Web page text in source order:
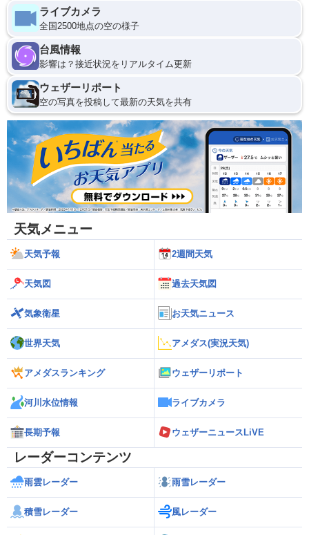
ライブカメラ
全国2500地点の空の様子
台風情報
影響は？接近状況をリアルタイム更新
ウェザーリポート
空の写真を投稿して最新の天気を共有
天気メニュー
天気予報 2週間天気
天気図 過去天気図
気象衛星 お天気ニュース
世界天気 アメダス(実況天気)
アメダスランキング ウェザーリポート
河川水位情報 ライブカメラ
長期予報 ウェザーニュースLiVE
レーダーコンテンツ
雨雲レーダー 雨雪レーダー
積雪レーダー 風レーダー